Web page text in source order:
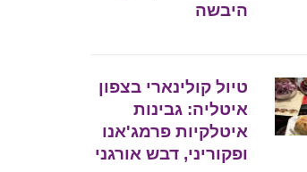
היבשה
טיול קולינארי בצפון
איטליה: גבינות
איטלקיות פרמג'אנו
ופקוריני, דבש אורגני